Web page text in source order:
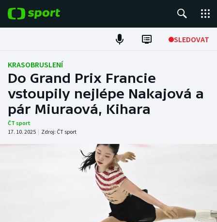
SLEDOVAT
Fotbal
Hokej
Tenis
Atletika
KRASOBRUSLENÍ
Do Grand Prix Francie
vstoupily nejlépe Nakajová a
pár Miuraová, Kihara
ČT sport
17. 10. 2025 | Zdroj: ČT sport